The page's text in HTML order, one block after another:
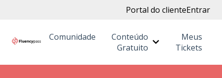
Portal do clienteEntrar
Comunidade
Conteúdo
Gratuito
Mostrar
Meus
Tickets